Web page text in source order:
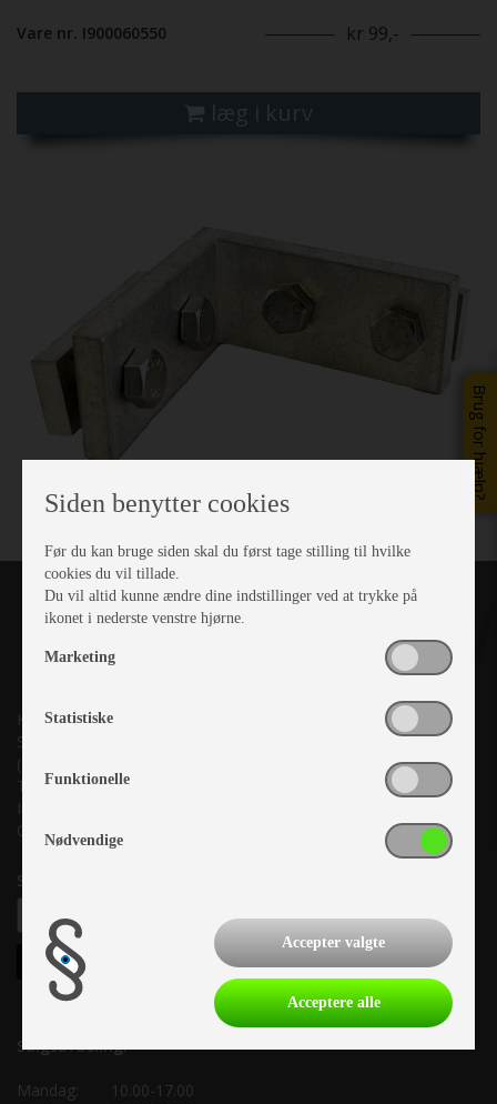
Brug for hjælp?
Vare nr. I900060550 kr 99,-
læg i kurv
Kronjyllands Camping Center A/S
Suderholmen 10, 8960 Randers SØ
(Lige ud til Grenåvej)
Tlf. +45 87 10 98 70
Info@as-kcc.dk
CVR: 33 38 77 33
Samtykke til nyhedsbrev
Salgsafdeling:
Mandag:
10.00-17.00
Siden benytter cookies
Før du kan bruge siden skal du først tage stilling til hvilke
cookies du vil tillade.
Du vil altid kunne ændre dine indstillinger ved at trykke på
ikonet i nederste venstre hjørne.
Marketing
Statistiske
Funktionelle
Nødvendige
Accepter valgte
Acceptere alle